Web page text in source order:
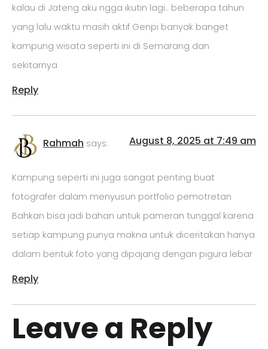
kalau di Jateng aku ngga ikutin lagi.. beberapa tahun
yang lalu waktu masih aktif Genpi banyak banget
kampung wisata seperti ini di Semarang dan
sekitarnya
Reply
Rahmah says: August 8, 2025 at 7:49 am
Kampung seperti ini juga sangat penting buat
fotografer dalam menyusun portfolio pemotretan
Bahkan bisa jadi bahan untuk pameran tunggal karena
setiap kampung punya makna untuk diceritakan hanya
dalam bentuk foto yang dipajang dengan pigura lebar
Reply
Leave a Reply